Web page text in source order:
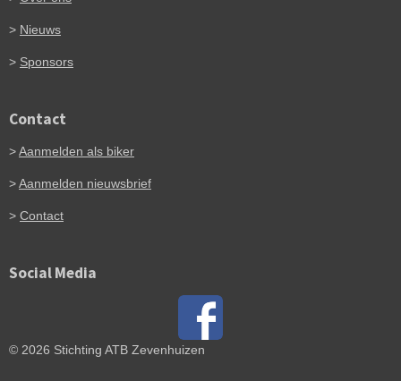
> Nieuws
> Sponsors
Contact
>Aanmelden als biker
>Aanmelden nieuwsbrief
> Contact
Social Media
© 2026 Stichting ATB Zevenhuizen